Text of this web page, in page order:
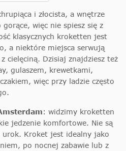
i złocista, a wnętrze
więc nie spiesz się z
klasycznych kroketten jest
a niektóre miejsca serwują
cielęciną. Dzisiaj znajdziesz też
gulaszem, krewetkami,
więc przy ladzie często
: widzimy kroketten
jedzenie komfortowe. Nie są
urok. Kroket jest idealny jako
po nocnej zabawie lub z